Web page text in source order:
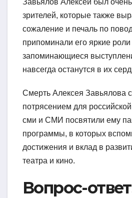
зрителей, которые также
сожаление и печаль по
припоминали его яркие роли
запоминающиеся
навсегда останутся в их
Смерть Алексея Завьялова
потрясением для
сми и СМИ посвятили ему
программы, в которых
достижения и вклад в
театра и кино.
Вопрос-